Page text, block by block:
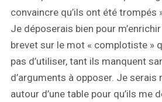
convaincre qu’ils ont été trompés
Je déposerais bien pour
brevet sur le mot « complotiste »
pas d’utiliser, tant ils manquent
d’arguments à opposer. Je serais
autour d’une table pour qu’ils me